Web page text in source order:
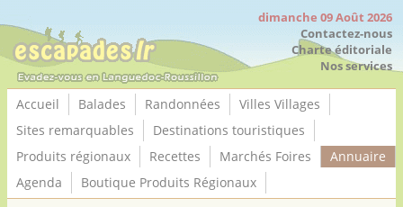
dimanche 09 Août 2026
Contactez-nous
Charte éditoriale
Nos services
Accueil Balades Randonnées
Villes Villages
Sites remarquables
Destinations touristiques
Produits régionaux
Recettes Marchés Foires
Annuaire
Agenda
Boutique Produits Régionaux